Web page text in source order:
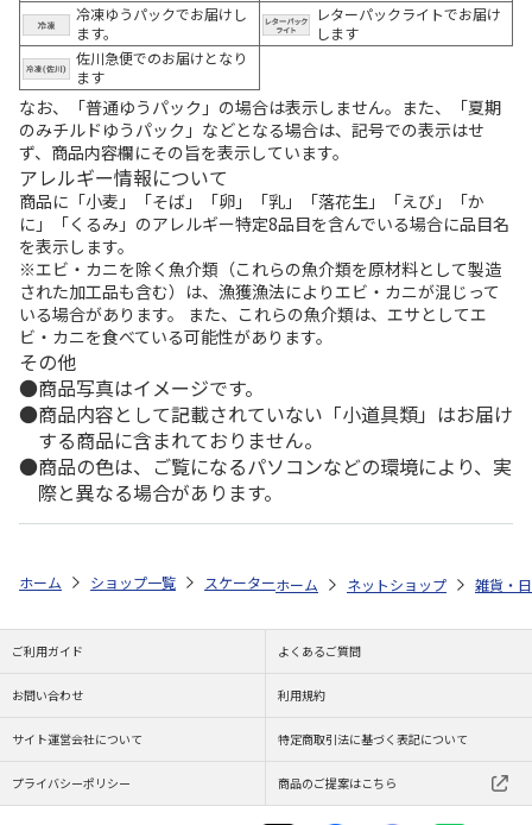
冷凍ゆうパックでお届けし
ます。
レターパックライトでお届け
します
佐川急便でのお届けとなり
ます
なお、「普通ゆうパック」の場合は表示しません。また、「夏期
のみチルドゆうパック」などとなる場合は、記号での表示はせ
ず、商品内容欄にその旨を表示しています。
アレルギー情報について
商品に「小麦」「そば」「卵」「乳」「落花生」「えび」「か
に」「くるみ」のアレルギー特定8品目を含んでいる場合に品目名
を表示します。
※エビ・カニを除く魚介類（これらの魚介類を原材料として製造
された加工品も含む）は、漁獲漁法によりエビ・カニが混じって
いる場合があります。 また、これらの魚介類は、エサとしてエ
ビ・カニを食べている可能性があります。
その他
商品写真はイメージです。
商品内容として記載されていない「小道具類」はお届け
する商品に含まれておりません。
商品の色は、ご覧になるパソコンなどの環境により、実
際と異なる場合があります。
ホーム ショップ一覧 スケーター コンパクトヘッド歯ブラシ 2P ハ
ホーム ネットショップ 雑貨・
ご利用ガイド よくあるご質問
お問い合わせ 利用規約
サイト運営会社について 特定商取引法に基づく表記について
プライバシーポリシー 商品のご提案はこちら